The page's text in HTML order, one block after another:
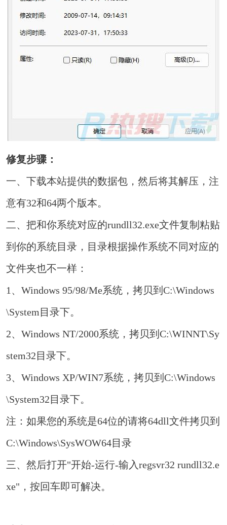
修复步骤：
一、下载本站提供的数据包，然后将其解压，注
意有32和64两个版本。
二、把和你系统对应的rundll32.exe文件复制粘贴
到你的系统目录，目录根据操作系统不同对应的
文件夹也不一样：
1、Windows 95/98/Me系统，拷贝到C:\Windows
\System目录下。
2、Windows NT/2000系统，拷贝到C:\WINNT\Sy
stem32目录下。
3、Windows XP/WIN7系统，拷贝到C:\Windows
\System32目录下。
注：如果您的系统是64位的请将64dll文件拷贝到
C:\Windows\SysWOW64目录
三、然后打开"开始-运行-输入regsvr32 rundll32.e
xe"，按回车即可解决。